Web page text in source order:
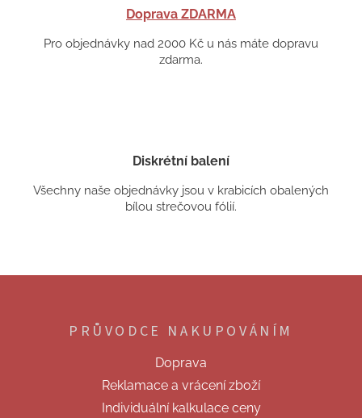
Doprava ZDARMA
Pro objednávky nad 2000 Kč u nás máte dopravu
zdarma.
Diskrétní balení
Všechny naše objednávky jsou v krabicích obalených
bílou strečovou fólií.
PRŮVODCE NAKUPOVÁNÍM
Doprava
Reklamace a vrácení zboží
Individuální kalkulace ceny